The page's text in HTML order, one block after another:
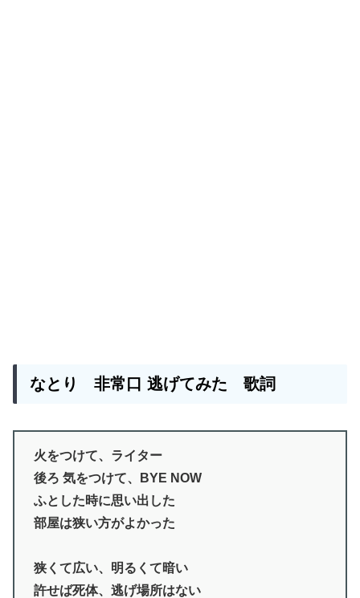
なとり 非常口 逃げてみた 歌詞
火をつけて、ライター
後ろ 気をつけて、BYE NOW
ふとした時に思い出した
部屋は狭い方がよかった
狭くて広い、明るくて暗い
許せば死体、逃げ場所はない